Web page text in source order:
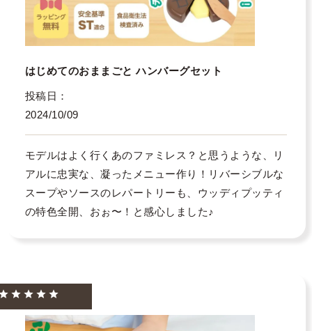
はじめてのおままごと ハンバーグセット
投稿日
2024/10/09
モデルはよく行くあのファミレス？と思うような、リ
アルに忠実な、凝ったメニュー作り！リバーシブルな
スープやソースのレパートリーも、ウッディプッティ
の特色全開、おぉ〜！と感心しました♪